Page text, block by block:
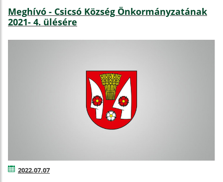
Meghívó - Csicsó Község Önkormányzatának
2021- 4. ülésére
2022.07.07